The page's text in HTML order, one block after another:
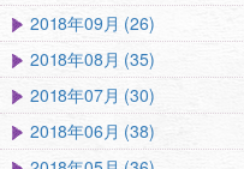
2018年09月 (26)
2018年08月 (35)
2018年07月 (30)
2018年06月 (38)